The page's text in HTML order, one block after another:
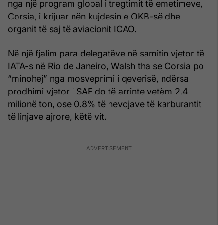
nga një program global i tregtimit të emetimeve,
Corsia, i krijuar nën kujdesin e OKB-së dhe
organit të saj të aviacionit ICAO.
Në një fjalim para delegatëve në samitin vjetor të
IATA-s në Rio de Janeiro, Walsh tha se Corsia po
“minohej” nga mosveprimi i qeverisë, ndërsa
prodhimi vjetor i SAF do të arrinte vetëm 2.4
milionë ton, ose 0.8% të nevojave të karburantit
të linjave ajrore, këtë vit.